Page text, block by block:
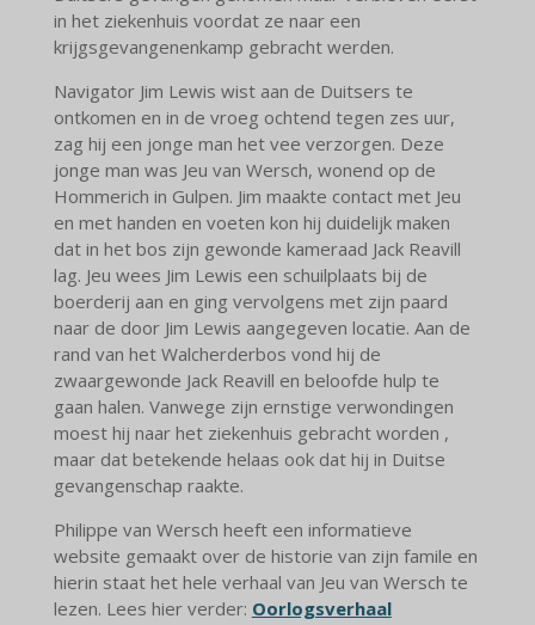
in het ziekenhuis voordat ze naar een
krijgsgevangenenkamp gebracht werden.
Navigator Jim Lewis wist aan de Duitsers te
ontkomen en in de vroeg ochtend tegen zes uur,
zag hij een jonge man het vee verzorgen. Deze
jonge man was Jeu van Wersch, wonend op de
Hommerich in Gulpen. Jim maakte contact met Jeu
en met handen en voeten kon hij duidelijk maken
dat in het bos zijn gewonde kameraad Jack Reavill
lag. Jeu wees Jim Lewis een schuilplaats bij de
boerderij aan en ging vervolgens met zijn paard
naar de door Jim Lewis aangegeven locatie. Aan de
rand van het Walcherderbos vond hij de
zwaargewonde Jack Reavill en beloofde hulp te
gaan halen. Vanwege zijn ernstige verwondingen
moest hij naar het ziekenhuis gebracht worden ,
maar dat betekende helaas ook dat hij in Duitse
gevangenschap raakte.
Philippe van Wersch heeft een informatieve
website gemaakt over de historie van zijn famile en
hierin staat het hele verhaal van Jeu van Wersch te
lezen. Lees hier verder: Oorlogsverhaal